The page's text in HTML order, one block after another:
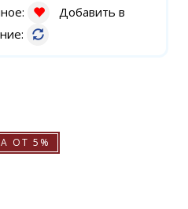
Добавить в
ОТ 5%